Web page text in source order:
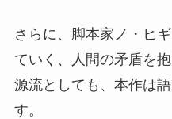
さらに、脚本家ノ・ヒ
ていく、人間の矛盾を
源流としても、本作は
す。